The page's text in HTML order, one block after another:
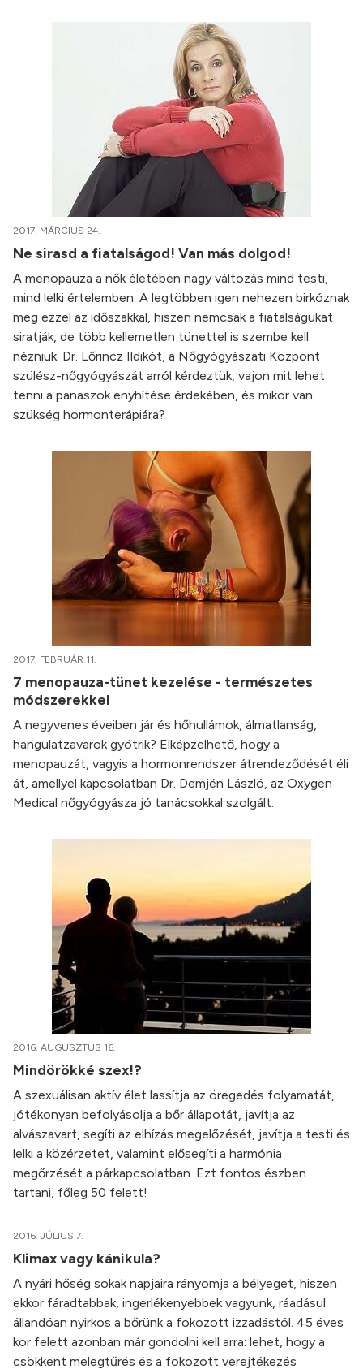
2017. MÁRCIUS 24.
Ne sirasd a fiatalságod! Van más dolgod!
A menopauza a nők életében nagy változás mind testi,
mind lelki értelemben. A legtöbben igen nehezen birkóznak
meg ezzel az időszakkal, hiszen nemcsak a fiatalságukat
siratják, de több kellemetlen tünettel is szembe kell
nézniük. Dr. Lőrincz Ildikót, a Nőgyógyászati Központ
szülész-nőgyógyászát arról kérdeztük, vajon mit lehet
tenni a panaszok enyhítése érdekében, és mikor van
szükség hormonterápiára?
2017. FEBRUÁR 11.
7 menopauza-tünet kezelése - természetes
módszerekkel
A negyvenes éveiben jár és hőhullámok, álmatlanság,
hangulatzavarok gyötrik? Elképzelhető, hogy a
menopauzát, vagyis a hormonrendszer átrendeződését éli
át, amellyel kapcsolatban Dr. Demjén László, az Oxygen
Medical nőgyógyásza jó tanácsokkal szolgált.
2016. AUGUSZTUS 16.
Mindörökké szex!?
A szexuálisan aktív élet lassítja az öregedés folyamatát,
jótékonyan befolyásolja a bőr állapotát, javítja az
alvászavart, segíti az elhízás megelőzését, javítja a testi és
lelki a közérzetet, valamint elősegíti a harmónia
megőrzését a párkapcsolatban. Ezt fontos észben
tartani, főleg 50 felett!
2016. JÚLIUS 7.
Klimax vagy kánikula?
A nyári hőség sokak napjaira rányomja a bélyeget, hiszen
ekkor fáradtabbak, ingerlékenyebbek vagyunk, ráadásul
állandóan nyirkos a bőrünk a fokozott izzadástól. 45 éves
kor felett azonban már gondolni kell arra: lehet, hogy a
csökkent melegtűrés és a fokozott verejtékezés